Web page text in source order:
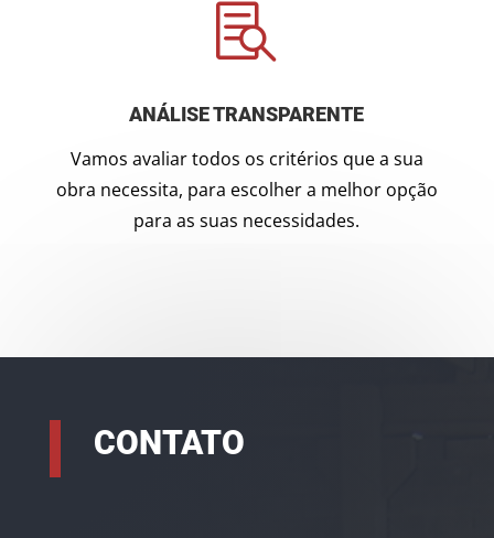

ANÁLISE TRANSPARENTE
Vamos avaliar todos os critérios que a sua
obra necessita, para escolher a melhor opção
para as suas necessidades.
CONTATO